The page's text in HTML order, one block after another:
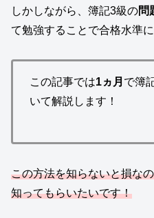
しかしながら、簿記3級の問
て勉強することで合格水準
この記事では1ヵ月 で簿
いて解説します！
この方法を知らないと損な
知ってもらいたいです！